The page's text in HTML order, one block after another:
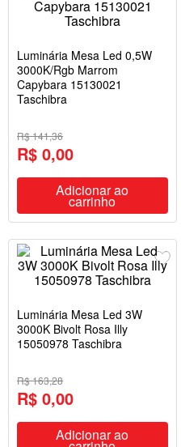
Luminária Mesa Led 0,5W
3000K/Rgb Marrom
Capybara 15130021
Taschibra
R$ 141,36
R$ 0,00
Adicionar ao
carrinho
Luminária Mesa Led 3W
3000K Bivolt Rosa Illy
15050978 Taschibra
R$ 163,28
R$ 0,00
Adicionar ao